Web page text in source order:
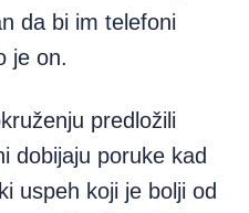
da bi im telefoni
je on.
predložili
dobijaju poruke kad
uspeh koji je bolji od